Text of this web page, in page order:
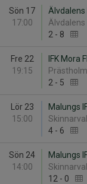
Sön 17
17:00
Älvdalens
Älvdalens
2 - 8
Fre 22
19:15
IFK Mora
2 - 5
Lör 23
15:00
Malungs
4 - 6
Sön 24
14:00
Malungs
12 - 0